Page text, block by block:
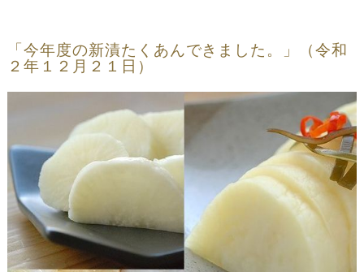
「今年度の新漬たくあんできました。」（令和
２年１２月２１日）